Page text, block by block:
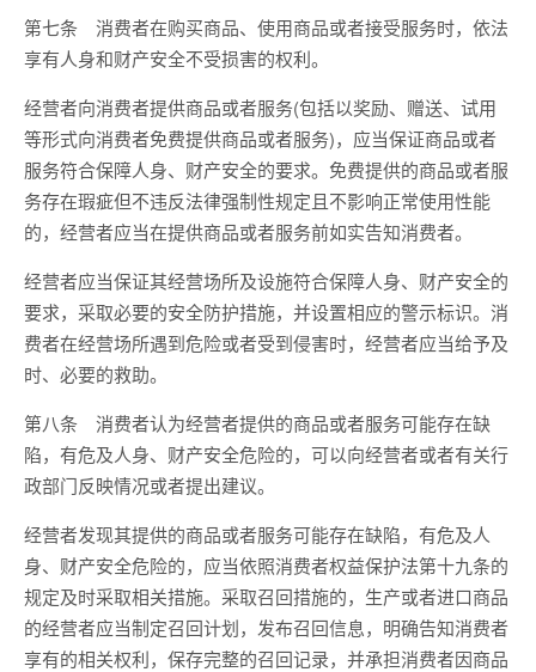
第七条 消费者在购买商品、使用商品或者接受服务时，依法
享有人身和财产安全不受损害的权利。
经营者向消费者提供商品或者服务(包括以奖励、赠送、试用
等形式向消费者免费提供商品或者服务)，应当保证商品或者
服务符合保障人身、财产安全的要求。免费提供的商品或者服
务存在瑕疵但不违反法律强制性规定且不影响正常使用性能
的，经营者应当在提供商品或者服务前如实告知消费者。
经营者应当保证其经营场所及设施符合保障人身、财产安全的
要求，采取必要的安全防护措施，并设置相应的警示标识。消
费者在经营场所遇到危险或者受到侵害时，经营者应当给予及
时、必要的救助。
第八条 消费者认为经营者提供的商品或者服务可能存在缺
陷，有危及人身、财产安全危险的，可以向经营者或者有关行
政部门反映情况或者提出建议。
经营者发现其提供的商品或者服务可能存在缺陷，有危及人
身、财产安全危险的，应当依照消费者权益保护法第十九条的
规定及时采取相关措施。采取召回措施的，生产或者进口商品
的经营者应当制定召回计划，发布召回信息，明确告知消费者
享有的相关权利，保存完整的召回记录，并承担消费者因商品